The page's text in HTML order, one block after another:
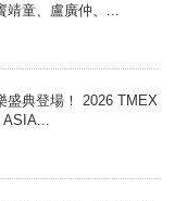
靖童、盧廣仲、...
盛典登場！ 2026 TMEX
ASIA...